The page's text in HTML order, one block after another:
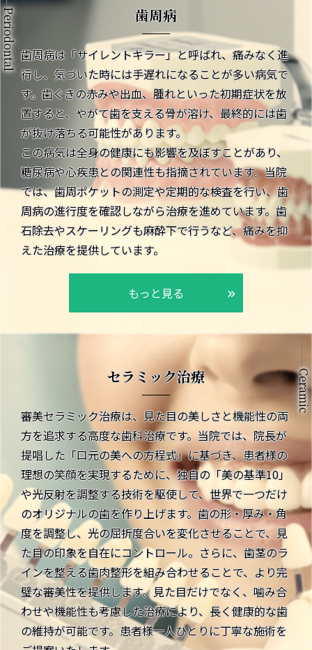
Periodontal 歯周病
歯周病は「サイレントキラー」と呼ばれ、痛みなく進
行し、気づいた時には手遅れになることが多い病気で
す。歯ぐきの赤みや出血、腫れといった初期症状を放
置すると、やがて歯を支える骨が溶け、最終的には歯
が抜け落ちる可能性があります。
この病気は全身の健康にも影響を及ぼすことがあり、
糖尿病や心疾患との関連性も指摘されています。当院
では、歯周ポケットの測定や定期的な検査を行い、歯
周病の進行度を確認しながら治療を進めています。歯
石除去やスケーリングも麻酔下で行うなど、痛みを抑
えた治療を提供しています。
もっと見る
Ceramic
セラミック治療
審美セラミック治療は、見た目の美しさと機能性の両
方を追求する高度な歯科治療です。当院では、院長が
提唱した「口元の美への方程式」に基づき、患者様の
理想の笑顔を実現するために、独自の「美の基準10」
や光反射を調整する技術を駆使して、世界で一つだけ
のオリジナルの歯を作り上げます。歯の形・厚み・角
度を調整し、光の屈折度合いを変化させることで、見
た目の印象を自在にコントロール。さらに、歯茎のラ
インを整える歯肉整形を組み合わせることで、より完
璧な審美性を提供します。見た目だけでなく、噛み合
わせや機能性も考慮した治療により、長く健康的な歯
の維持が可能です。患者様一人ひとりに丁寧な施術を